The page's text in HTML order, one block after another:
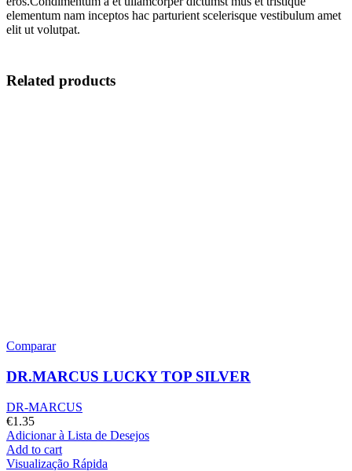
elementum nam inceptos hac parturient scelerisque vestibulum amet
elit ut volutpat.
Related products
Comparar
DR.MARCUS LUCKY TOP SILVER
DR-MARCUS
€1.35
Adicionar à Lista de Desejos
Add to cart
Visualização Rápida